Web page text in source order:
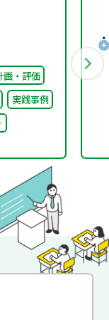
画・評価
実践事例